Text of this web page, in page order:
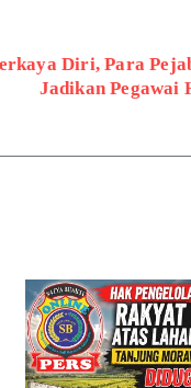
Diri, Para
Jadikan Pegawai